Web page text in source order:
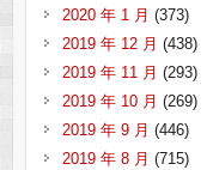
2020 年 1 月 (373)
2019 年 12 月 (438)
2019 年 11 月 (293)
2019 年 10 月 (269)
2019 年 9 月 (446)
2019 年 8 月 (715)